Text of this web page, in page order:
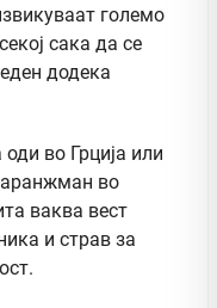
големо
сака да се
додека
во Грција или
аранжман во
ваква вест
и страв за